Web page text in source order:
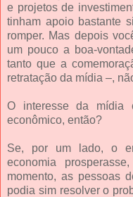
e projetos de
tinham apoio bastante
romper. Mas depois
um pouco a boa-
tanto que a
retratação da mídia –,
O interesse da mídia
econômico, então?
Se, por um lado, o
economia
momento, as pessoas
podia sim resolver o